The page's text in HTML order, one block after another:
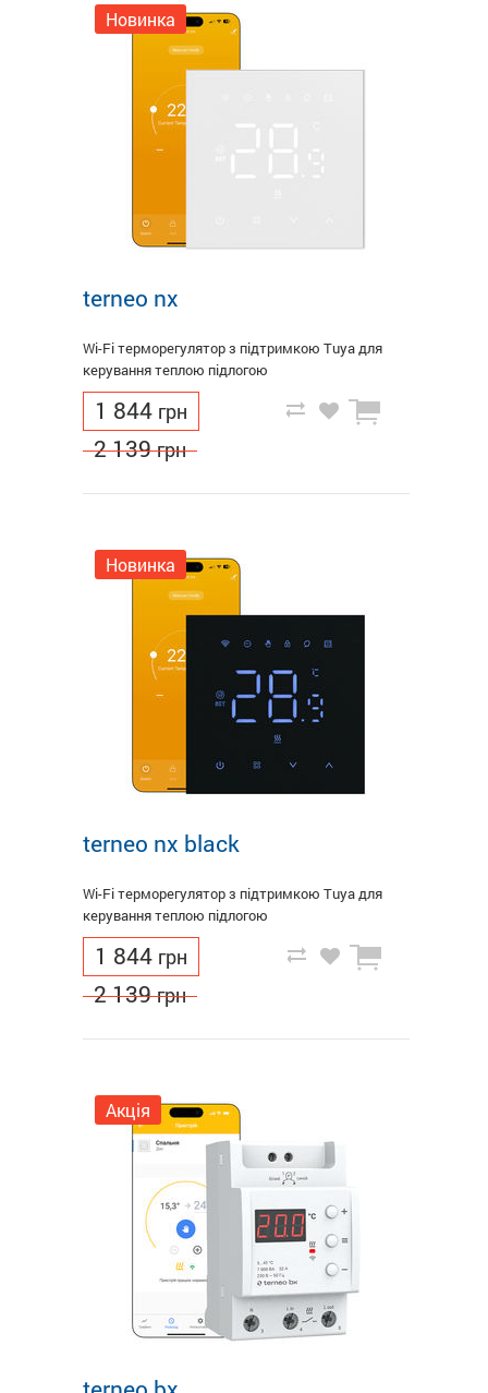
Новинка
terneo nx
Wi-Fi терморегулятор з підтримкою Tuya для
керування теплою підлогою
1 844 грн
2 139 грн
Новинка
terneo nx black
Wi-Fi терморегулятор з підтримкою Tuya для
керування теплою підлогою
1 844 грн
2 139 грн
Акція